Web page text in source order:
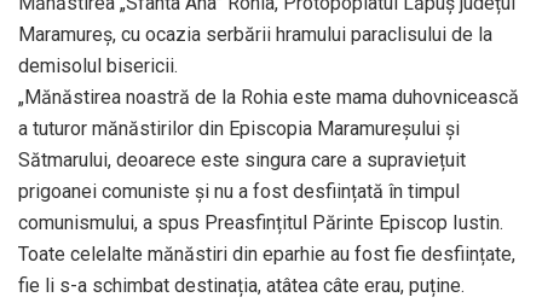
Maramureș, cu ocazia serbării hramului paraclisului de la
demisolul bisericii.
„Mănăstirea noastră de la Rohia este mama duhovnicească
a tuturor mănăstirilor din Episcopia Maramureșului și
Sătmarului, deoarece este singura care a supraviețuit
prigoanei comuniste și nu a fost desființată în timpul
comunismului, a spus Preasfințitul Părinte Episcop Iustin.
Toate celelalte mănăstiri din eparhie au fost fie desființate,
fie li s-a schimbat destinația, atâtea câte erau, puține.